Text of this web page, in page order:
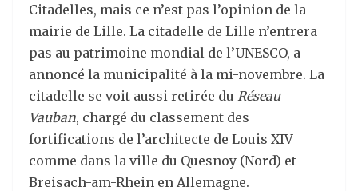
Citadelles, mais ce n’est pas l’opinion de la
mairie de Lille. La citadelle de Lille n’entrera
pas au patrimoine mondial de l’UNESCO, a
annoncé la municipalité à la mi-novembre. La
citadelle se voit aussi retirée du Réseau
Vauban, chargé du classement des
fortifications de l’architecte de Louis XIV
comme dans la ville du Quesnoy (Nord) et
Breisach-am-Rhein en Allemagne.